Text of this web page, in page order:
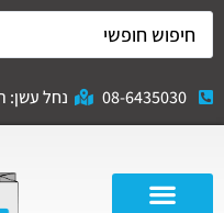
08-6435030 נחל עשן: